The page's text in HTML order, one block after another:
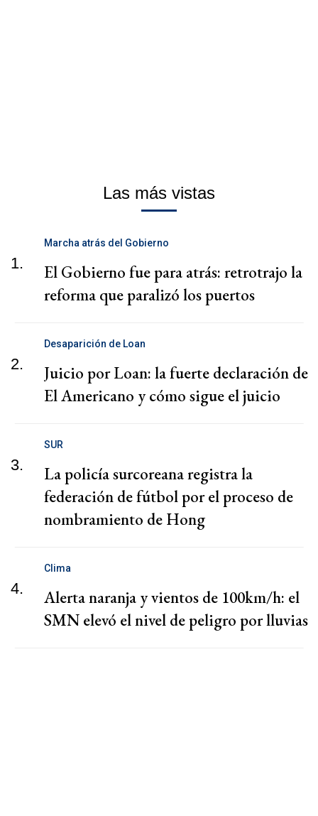
Las más vistas
1.
Marcha atrás del Gobierno
El Gobierno fue para atrás: retrotrajo la
reforma que paralizó los puertos
2.
Desaparición de Loan
Juicio por Loan: la fuerte declaración de
El Americano y cómo sigue el juicio
3.
SUR
La policía surcoreana registra la
federación de fútbol por el proceso de
nombramiento de Hong
4.
Clima
Alerta naranja y vientos de 100km/h: el
SMN elevó el nivel de peligro por lluvias